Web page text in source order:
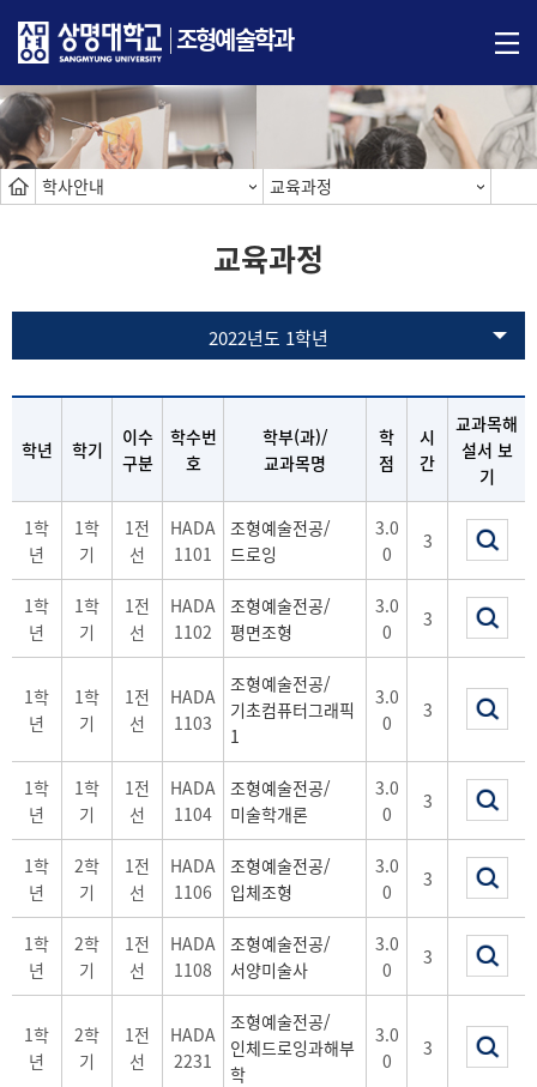
조형예술학과
학사안내 교육과정
교육과정
2022년도 1학년
학년 학기
이수
구분
학수번
호
학부(과)/
교과목명
학
점
시
간
교과목해
설서 보
기
1학
년
1학
기
1전
선
HADA
1101
조형예술전공/
드로잉
3.0
0
3
1학
년
1학
기
1전
선
HADA
1102
조형예술전공/
평면조형
3.0
0
3
1학
년
1학
기
1전
선
HADA
1103
조형예술전공/
기초컴퓨터그래픽
1
3.0
0
3
1학
년
1학
기
1전
선
HADA
1104
조형예술전공/
미술학개론
3.0
0
3
1학
년
2학
기
1전
선
HADA
1106
조형예술전공/
입체조형
3.0
0
3
1학
년
2학
기
1전
선
HADA
1108
조형예술전공/
서양미술사
3.0
0
3
1학
년
2학
기
1전
선
HADA
2231
조형예술전공/
인체드로잉과해부
학
3.0
0
3